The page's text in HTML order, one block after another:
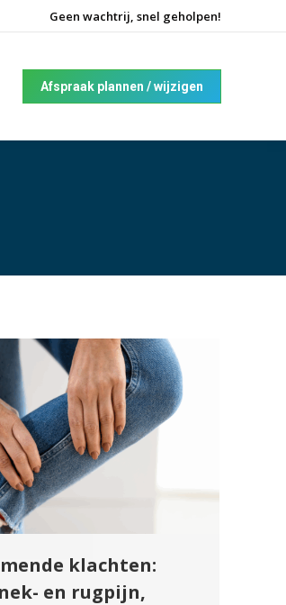
Geen wachtrij, snel geholpen!
Afspraak plannen / wijzigen
klachten:
en rugpijn,